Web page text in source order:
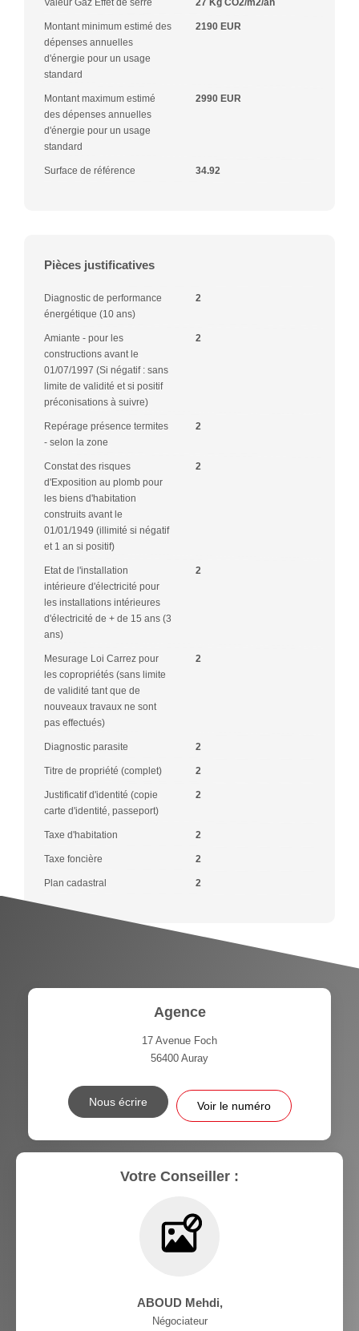
Montant minimum estimé des
dépenses annuelles
d'énergie pour un usage
standard
2190 EUR
Montant maximum estimé
des dépenses annuelles
d'énergie pour un usage
standard
2990 EUR
Surface de référence 34.92
Pièces justificatives
Diagnostic de performance
énergétique (10 ans)
2
Amiante - pour les
constructions avant le
01/07/1997 (Si négatif : sans
limite de validité et si positif
préconisations à suivre)
2
Repérage présence termites
- selon la zone
2
Constat des risques
d'Exposition au plomb pour
les biens d'habitation
construits avant le
01/01/1949 (illimité si négatif
et 1 an si positif)
2
Etat de l'installation
intérieure d'électricité pour
les installations intérieures
d'électricité de + de 15 ans (3
ans)
2
Mesurage Loi Carrez pour
les copropriétés (sans limite
de validité tant que de
nouveaux travaux ne sont
pas effectués)
2
Diagnostic parasite 2
Titre de propriété (complet) 2
Justificatif d'identité (copie
carte d'identité, passeport)
2
Taxe d'habitation 2
Taxe foncière 2
Plan cadastral 2
Agence
17 Avenue Foch
56400 Auray
Nous écrire Voir le numéro
Votre Conseiller :
ABOUD Mehdi,
Négociateur